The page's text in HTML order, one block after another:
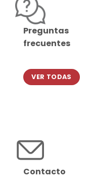
Preguntas
frecuentes
VER TODAS
Contacto